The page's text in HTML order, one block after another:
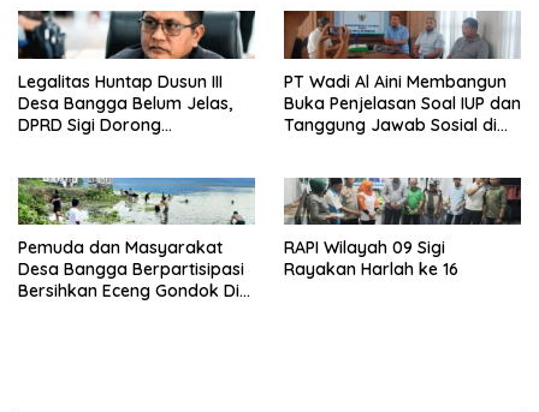
Legalitas Huntap Dusun III
Desa Bangga Belum Jelas,
DPRD Sigi Dorong
PT Wadi Al Aini Membangun
Buka Penjelasan Soal IUP dan
Tanggung Jawab Sosial di
Pemuda dan Masyarakat
Desa Bangga Berpartisipasi
Bersihkan Eceng Gondok Di
RAPI Wilayah 09 Sigi
Rayakan Harlah ke 16